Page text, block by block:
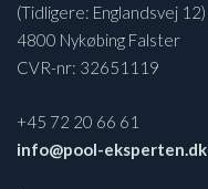
(Tidligere: Englandsvej 12)
4800 Nykøbing Falster
CVR-nr: 32651119
+45 72 20 66 61
info@pool-eksperten.dk